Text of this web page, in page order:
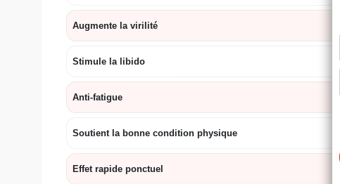
Augmente la virilité
Stimule la libido
Anti-fatigue
Soutient la bonne condition physique
Effet rapide ponctuel